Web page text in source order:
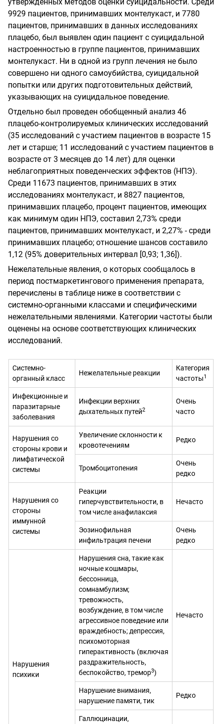
9929 пациентов, принимавших монтелукаст, и 7780
пациентов, принимавших в данных исследованиях
плацебо, был выявлен один пациент с суицидальной
настроенностью в группе пациентов, принимавших
монтелукаст. Ни в одной из групп лечения не было
совершено ни одного самоубийства, суицидальной
попытки или других подготовительных действий,
указывающих на суицидальное поведение.
Отдельно был проведен обобщенный анализ 46
плацебо-контролируемых клинических исследований
(35 исследований с участием пациентов в возрасте 15
лет и старше; 11 исследований с участием пациентов в
возрасте от 3 месяцев до 14 лет) для оценки
неблагоприятных поведенческих эффектов (НПЭ).
Среди 11673 пациентов, принимавших в этих
исследованиях монтелукаст, и 8827 пациентов,
принимавших плацебо, процент пациентов, имеющих
как минимум один НПЭ, составил 2,73% среди
пациентов, принимавших монтелукаст, и 2,27% - среди
принимавших плацебо; отношение шансов составило
1,12 (95% доверительных интервал [0,93; 1,36]).
Нежелательные явления, о которых сообщалось в
период постмаркетингового применения препарата,
перечислены в таблице ниже в соответствии с
системно-органными классами и специфическими
нежелательными явлениями. Категории частоты были
оценены на основе соответствующих клинических
исследований.
Системно-
органный класс
Нежелательные реакции
Категория
частоты1
Инфекционные и
паразитарные
заболевания
Инфекции верхних
дыхательных путей2
Очень
часто
Нарушения со
стороны крови и
лимфатической
системы
Увеличение склонности к
кровотечениям
Редко
Тромбоцитопения
Очень
редко
Нарушения со
стороны
иммунной
системы
Реакции
гиперчувствительности, в
том числе анафилаксия
Нечасто
Эозинофильная
инфильтрация печени
Очень
редко
Нарушения
психики
Нарушения сна, такие как
ночные кошмары,
бессонница,
сомнамбулизм;
тревожность,
возбуждение, в том числе
агрессивное поведение или
враждебность; депрессия,
психомоторная
гиперактивность (включая
раздражительность,
беспокойство, тремор3)
Нечасто
Нарушение внимания,
нарушение памяти, тик
Редко
Галлюцинации,